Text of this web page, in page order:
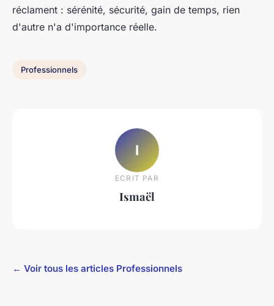
réclament : sérénité, sécurité, gain de temps, rien
d'autre n'a d'importance réelle.
Professionnels
I
ECRIT PAR
Ismaël
← Voir tous les articles Professionnels